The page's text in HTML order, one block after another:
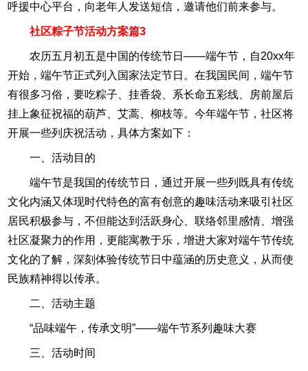
呼援中心平台，向老年人发送短信，邀请他们前来参与。
社区粽子节活动方案篇3
农历五月初五是中国的传统节日——端午节，自20xx年
开始，端午节正式列入国家法定节日。在我国民间，端午节
有很多习俗，要吃粽子、挂香袋、系长命五彩线、房前屋后
挂上象征祝福的葫芦、艾蒿、柳枝等。今年端午节，社区将
开展一些列庆祝活动，具体方案如下：
一、活动目的
端午节是我国的传统节日，通过开展一些列既具有传统
文化内涵又体现时代特色的富有创意的趣味活动来吸引社区
居民积极参与，不但能达到活跃身心、联络邻里感情、增强
社区凝聚力的作用，更能寓教于乐，增进大家对端午节传统
文化的了解，深刻体验传统节日中蕴涵的历史意义，从而使
民族精神得以传承。
二、活动主题
“品味端午，传承文明”——端午节系列趣味大赛
三、活动时间